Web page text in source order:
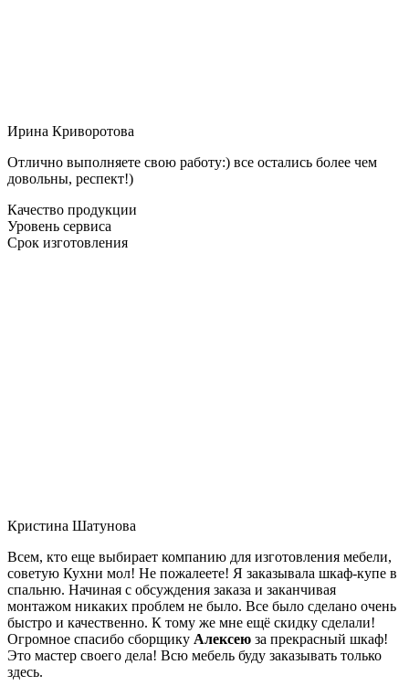
Ирина Криворотова
Отлично выполняете свою работу:) все остались более чем
довольны, респект!)
Качество продукции
Уровень сервиса
Срок изготовления
Кристина Шатунова
Всем, кто еще выбирает компанию для изготовления мебели,
советую Кухни мол! Не пожалеете! Я заказывала шкаф-купе в
спальню. Начиная с обсуждения заказа и заканчивая
монтажом никаких проблем не было. Все было сделано очень
быстро и качественно. К тому же мне ещё скидку сделали!
Огромное спасибо сборщику Алексею за прекрасный шкаф!
Это мастер своего дела! Всю мебель буду заказывать только
здесь.